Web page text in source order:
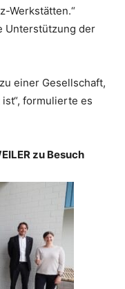
Werkstätten.“
Unterstützung der
einer Gesellschaft,
formulierte es
zu Besuch